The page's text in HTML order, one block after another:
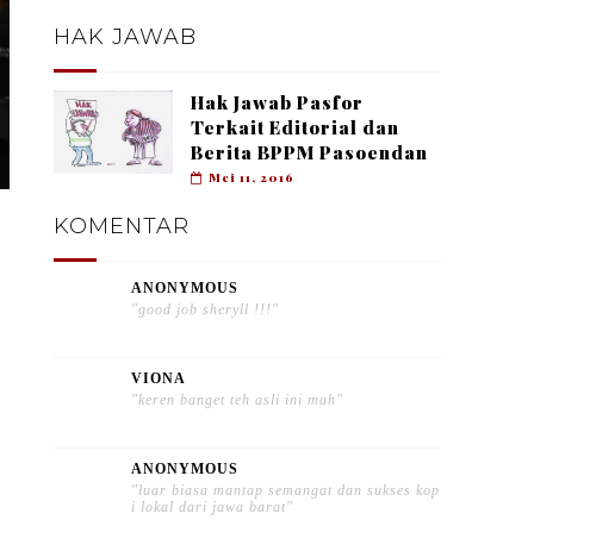
HAK JAWAB
Hak Jawab Pasfor
Terkait Editorial dan
Berita BPPM Pasoendan
Mei 11, 2016
KOMENTAR
ANONYMOUS
"good job sheryll !!!"
VIONA
"keren banget teh asli ini mah"
ANONYMOUS
"luar biasa mantap semangat dan sukses kop
i lokal dari jawa barat"